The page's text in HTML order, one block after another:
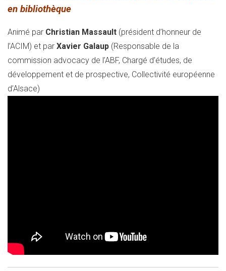
en bibliothèque
Animé par Christian Massault (président d’honneur de
l’ACIM) et par Xavier Galaup (Responsable de la
commission advocacy de l’ABF, Chargé d’études, de
développement et de prospective, Collectivité européenne
d’Alsace)